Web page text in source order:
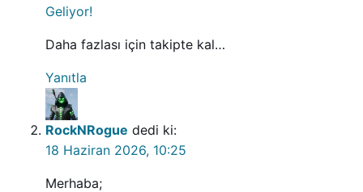
Geliyor!
Daha fazlası için takipte kal…
Yanıtla
RockNRogue dedi ki:
18 Haziran 2026, 10:25
Merhaba;